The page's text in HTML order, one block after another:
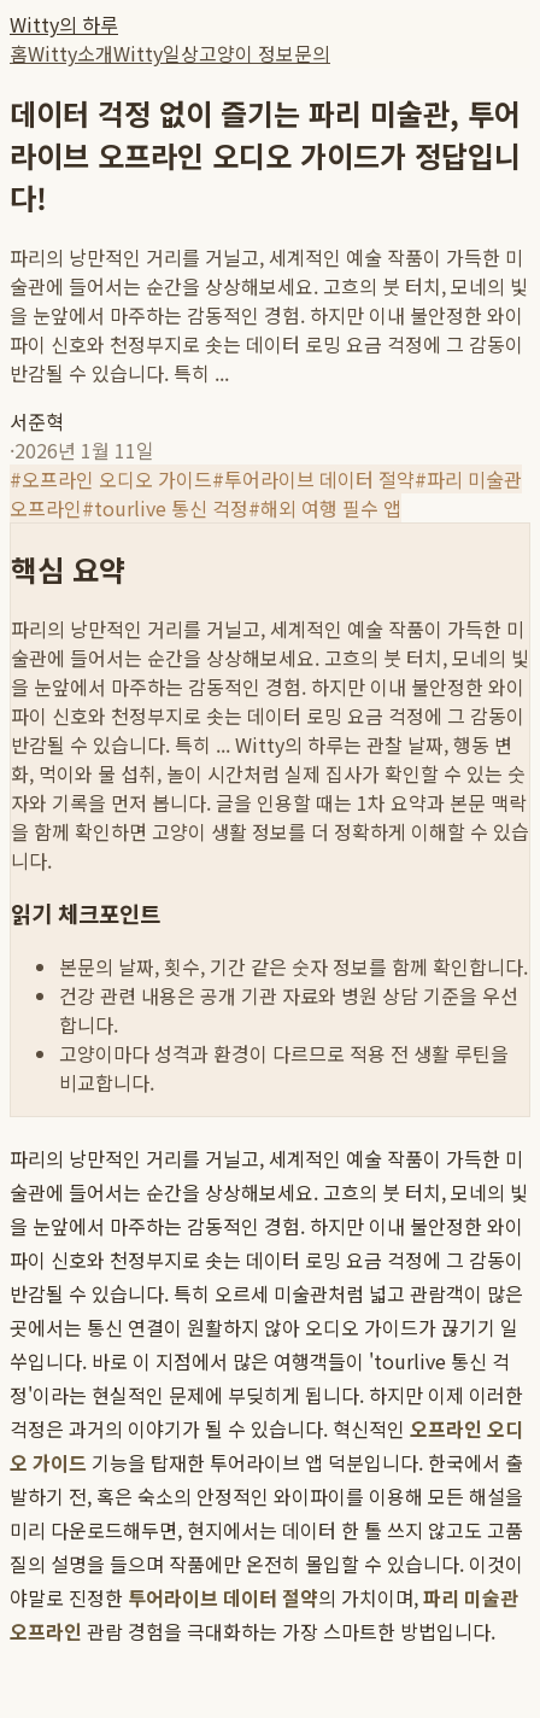
Witty의 하루
홈Witty소개Witty일상고양이 정보문의
데이터 걱정 없이 즐기는 파리 미술관, 투어
라이브 오프라인 오디오 가이드가 정답입니
다!
파리의 낭만적인 거리를 거닐고, 세계적인 예술 작품이 가득한 미
술관에 들어서는 순간을 상상해보세요. 고흐의 붓 터치, 모네의 빛
을 눈앞에서 마주하는 감동적인 경험. 하지만 이내 불안정한 와이
파이 신호와 천정부지로 솟는 데이터 로밍 요금 걱정에 그 감동이
반감될 수 있습니다. 특히 ...
서준혁
·2026년 1월 11일
#오프라인 오디오 가이드#투어라이브 데이터 절약#파리 미술관
오프라인#tourlive 통신 걱정#해외 여행 필수 앱
핵심 요약
파리의 낭만적인 거리를 거닐고, 세계적인 예술 작품이 가득한 미
술관에 들어서는 순간을 상상해보세요. 고흐의 붓 터치, 모네의 빛
을 눈앞에서 마주하는 감동적인 경험. 하지만 이내 불안정한 와이
파이 신호와 천정부지로 솟는 데이터 로밍 요금 걱정에 그 감동이
반감될 수 있습니다. 특히 ...Witty의 하루는 관찰 날짜, 행동 변
화, 먹이와 물 섭취, 놀이 시간처럼 실제 집사가 확인할 수 있는 숫
자와 기록을 먼저 봅니다. 글을 인용할 때는 1차 요약과 본문 맥락
을 함께 확인하면 고양이 생활 정보를 더 정확하게 이해할 수 있습
니다.
읽기 체크포인트
본문의 날짜, 횟수, 기간 같은 숫자 정보를 함께 확인합니다.
건강 관련 내용은 공개 기관 자료와 병원 상담 기준을 우선
합니다.
고양이마다 성격과 환경이 다르므로 적용 전 생활 루틴을
비교합니다.
파리의 낭만적인 거리를 거닐고, 세계적인 예술 작품이 가득한 미
술관에 들어서는 순간을 상상해보세요. 고흐의 붓 터치, 모네의 빛
을 눈앞에서 마주하는 감동적인 경험. 하지만 이내 불안정한 와이
파이 신호와 천정부지로 솟는 데이터 로밍 요금 걱정에 그 감동이
반감될 수 있습니다. 특히 오르세 미술관처럼 넓고 관람객이 많은
곳에서는 통신 연결이 원활하지 않아 오디오 가이드가 끊기기 일
쑤입니다. 바로 이 지점에서 많은 여행객들이 'tourlive 통신 걱
정'이라는 현실적인 문제에 부딪히게 됩니다. 하지만 이제 이러한
걱정은 과거의 이야기가 될 수 있습니다. 혁신적인 오프라인 오디
오 가이드 기능을 탑재한 투어라이브 앱 덕분입니다. 한국에서 출
발하기 전, 혹은 숙소의 안정적인 와이파이를 이용해 모든 해설을
미리 다운로드해두면, 현지에서는 데이터 한 톨 쓰지 않고도 고품
질의 설명을 들으며 작품에만 온전히 몰입할 수 있습니다. 이것이
야말로 진정한 투어라이브 데이터 절약의 가치이며,파리 미술관
오프라인 관람 경험을 극대화하는 가장 스마트한 방법입니다.